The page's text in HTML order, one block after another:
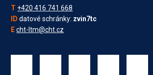
T +420 416 741 668
ID datové schránky: zvin7tc
E cht-ltm@cht.cz